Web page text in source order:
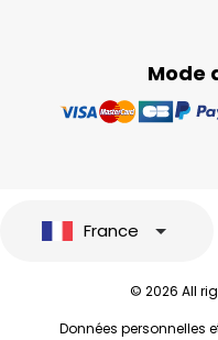
Mode
France
© 2026 All
Données personnelles